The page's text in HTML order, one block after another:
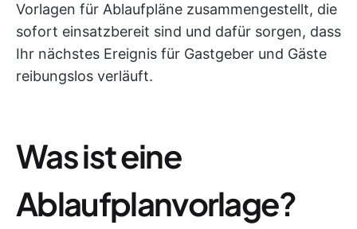
Vorlagen für Ablaufpläne zusammengestellt, die
sofort einsatzbereit sind und dafür sorgen, dass
Ihr nächstes Ereignis für Gastgeber und Gäste
reibungslos verläuft.
Was ist eine
Ablaufplanvorlage?